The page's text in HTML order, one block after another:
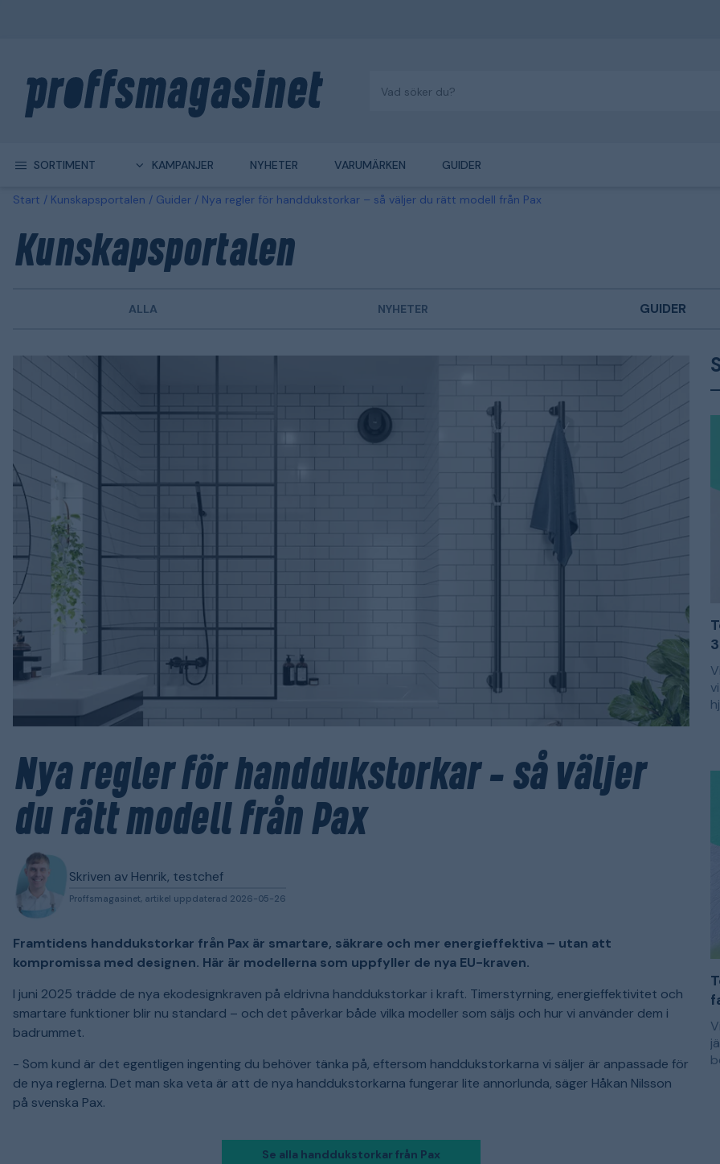
SORTIMENT KAMPANJER NYHETER VARUMÄRKEN GUIDER
Start Kunskapsportalen Guider Nya regler för handdukstorkar – så väljer du rätt modell från Pax
Kunskapsportalen
ALLA NYHETER GUIDER
Nya regler för handdukstorkar – så väljer
du rätt modell från Pax
Skriven av Henrik, testchef
Proffsmagasinet, artikel uppdaterad 2026-05-26
Framtidens handdukstorkar från Pax är smartare, säkrare och mer energieffektiva – utan att
kompromissa med designen. Här är modellerna som uppfyller de nya EU-kraven.
I juni 2025 trädde de nya ekodesignkraven på eldrivna handdukstorkar i kraft. Timerstyrning, energieffektivitet och
smartare funktioner blir nu standard – och det påverkar både vilka modeller som säljs och hur vi använder dem i
badrummet.
- Som kund är det egentligen ingenting du behöver tänka på, eftersom handdukstorkarna vi säljer är anpassade för
de nya reglerna. Det man ska veta är att de nya handdukstorkarna fungerar lite annorlunda, säger Håkan Nilsson
på svenska Pax.
Se alla handdukstorkar från Pax